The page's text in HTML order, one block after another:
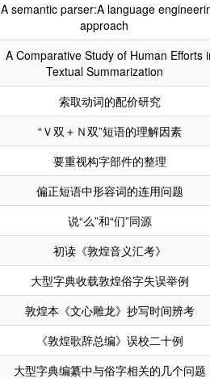
A semantic parser:A language
approach
A Comparative Study of Human Efforts
Textual Summarization
索取动词的配价研究
“Ｖ双＋Ｎ双”短语的理解因素
要重视构字部件的整理
偏正短语中形容词的连用问题
说“么”和“们”同源
初读《敦煌音义汇考》
大型字典收载敦煌俗字失误举例
敦煌本《文心雕龙》抄写时间辨考
《敦煌歌辞总编》误校二十例
大型字典编纂中与俗字相关的几个问题